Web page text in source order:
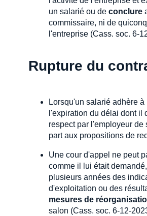
un salarié ou de conclure
commissaire, ni de
l'entreprise (Cass. soc. 6-
Rupture du
Lorsqu'un salarié adhère à
l'expiration du délai dont il
respect par l'employeur
part aux propositions de
Une cour d'appel ne peut
comme il lui était
plusieurs années des
d'exploitation ou des
mesures de
salon (Cass. soc. 6-12-